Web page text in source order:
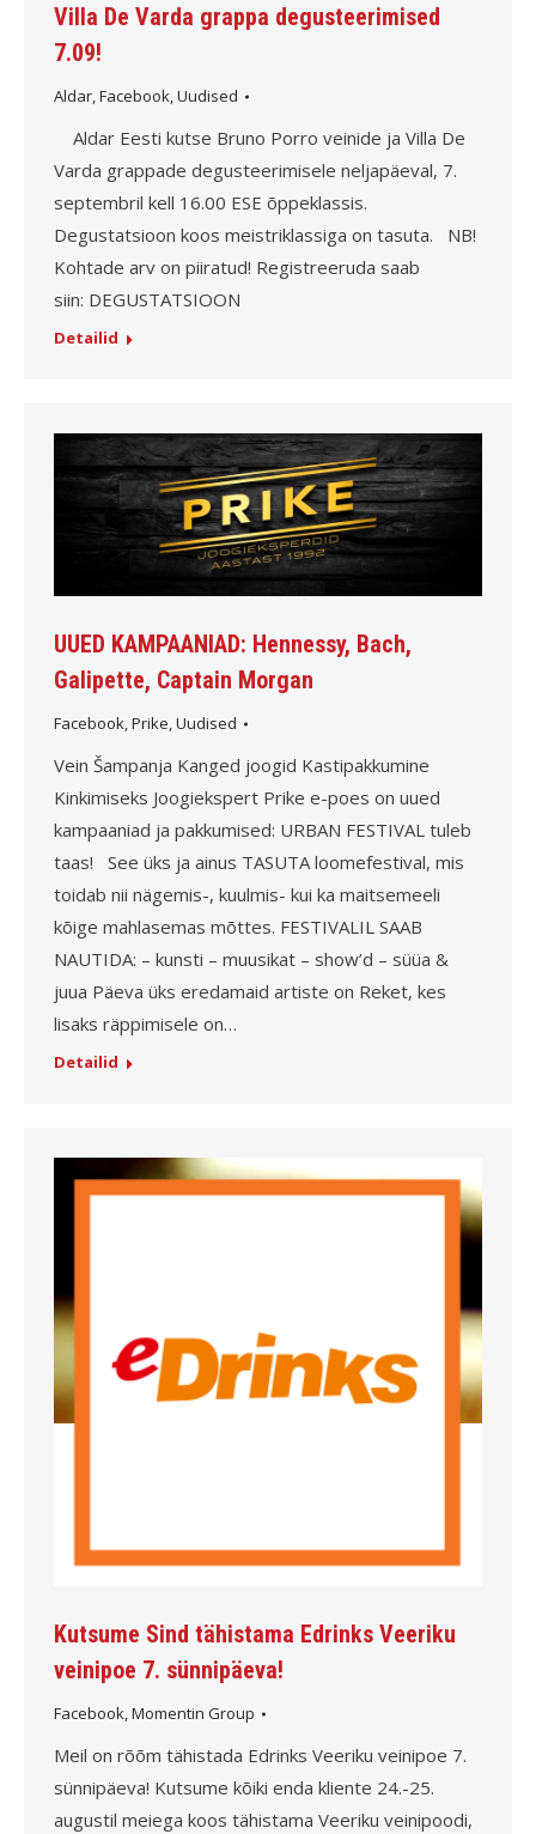
Villa De Varda grappa degusteerimised
7.09!
Aldar,Facebook,Uudised
Aldar Eesti kutse Bruno Porro veinide ja Villa De
Varda grappade degusteerimisele neljapäeval, 7.
septembril kell 16.00 ESE õppeklassis.
Degustatsioon koos meistriklassiga on tasuta. NB!
Kohtade arv on piiratud! Registreeruda saab
siin: DEGUSTATSIOON
Detailid
UUED KAMPAANIAD: Hennessy, Bach,
Galipette, Captain Morgan
Facebook,Prike,Uudised
Vein Šampanja Kanged joogid Kastipakkumine
Kinkimiseks Joogiekspert Prike e-poes on uued
kampaaniad ja pakkumised: URBAN FESTIVAL tuleb
taas! See üks ja ainus TASUTA loomefestival, mis
toidab nii nägemis-, kuulmis- kui ka maitsemeeli
kõige mahlasemas mõttes. FESTIVALIL SAAB
NAUTIDA: – kunsti – muusikat – show’d – süüa &
juua Päeva üks eredamaid artiste on Reket, kes
lisaks räppimisele on…
Detailid
Kutsume Sind tähistama Edrinks Veeriku
veinipoe 7. sünnipäeva!
Facebook,Momentin Group
Meil on rõõm tähistada Edrinks Veeriku veinipoe 7.
sünnipäeva! Kutsume kõiki enda kliente 24.-25.
augustil meiega koos tähistama Veeriku veinipoodi,